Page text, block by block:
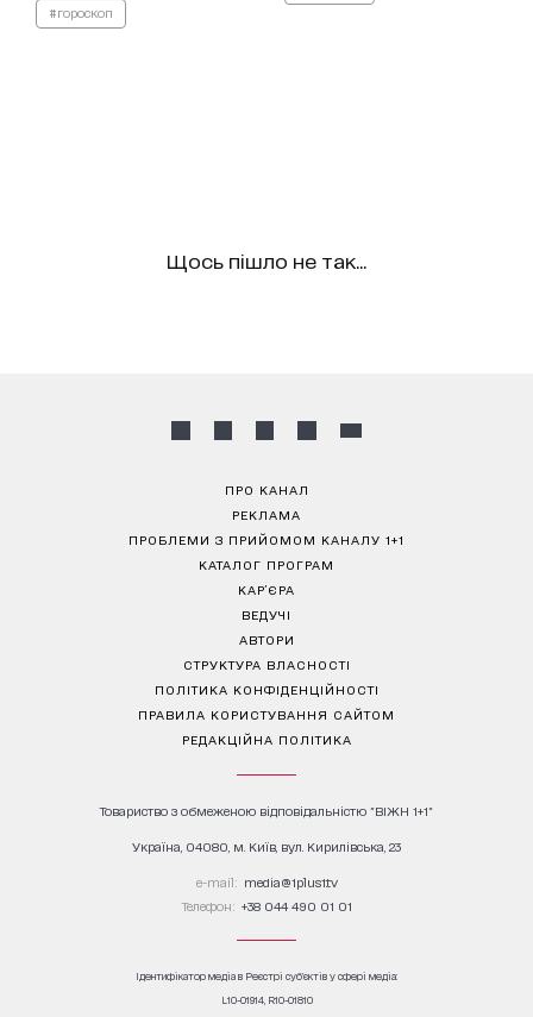
#гороскоп
Щось пішло не так...
ПРО КАНАЛ
РЕКЛАМА
ПРОБЛЕМИ З ПРИЙОМОМ КАНАЛУ 1+1
КАТАЛОГ ПРОГРАМ
КАР’ЄРА
ВЕДУЧІ
АВТОРИ
СТРУКТУРА ВЛАСНОСТІ
ПОЛІТИКА КОНФІДЕНЦІЙНОСТІ
ПРАВИЛА КОРИСТУВАННЯ САЙТОМ
РЕДАКЦІЙНА ПОЛІТИКА
Товариство з обмеженою відповідальністю "ВІЖН 1+1"
Україна, 04080, м. Київ, вул. Кирилівська, 23
е-mail: media@1plus1.tv
Телефон: +38 044 490 01 01
Ідентифікатор медіа в Реєстрі суб’єктів у сфері медіа:
L10-01914, R10-01810